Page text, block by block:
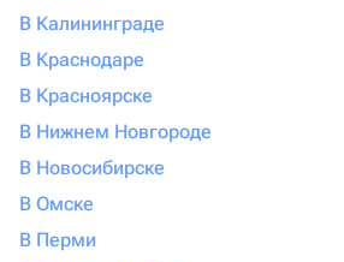
В Калининграде
В Краснодаре
В Красноярске
В Нижнем Новгороде
В Новосибирске
В Омске
В Перми